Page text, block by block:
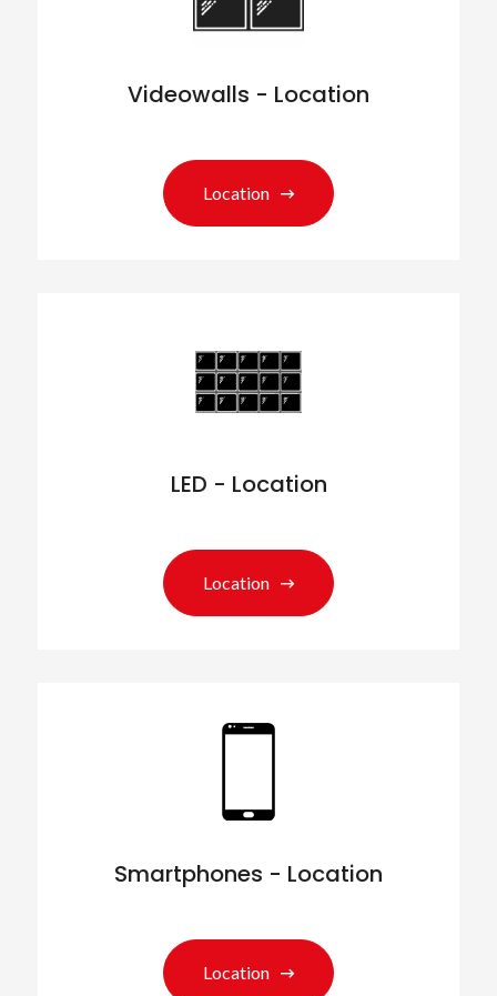
Videowalls - Location
Location
LED - Location
Location
Smartphones - Location
Location